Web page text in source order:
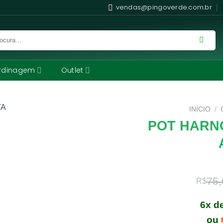
vendas@pingoverde.com.br
Outlet
INÍCIO /
POT
R$
6x
ou